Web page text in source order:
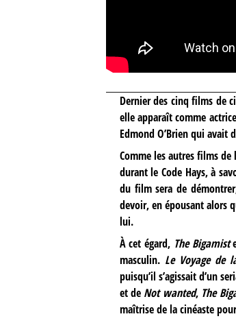
Dernier des cinq films de
elle apparaît comme
Edmond O’Brien qui avait
Comme les autres films de
durant le Code Hays, à
du film sera de
devoir, en épousant alors
lui.
À cet égard, The Bigamist
masculin. Le Voyage de
puisqu’il s’agissait d’un
et de Not wanted, The
maîtrise de la cinéaste